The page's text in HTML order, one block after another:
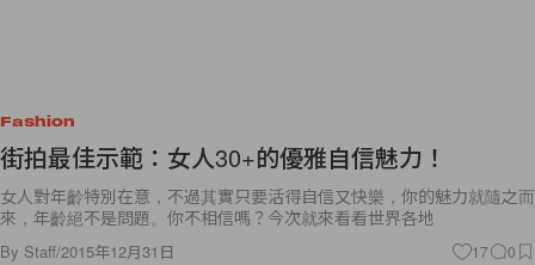
Fashion
街拍最佳示範：女人30+的優雅自信魅力！
女人對年齡特別在意，不過其實只要活得自信又快樂，你的魅力就隨之而
來，年齡絕不是問題。你不相信嗎？今次就來看看世界各地
By Staff/2015年12月31日 17 0